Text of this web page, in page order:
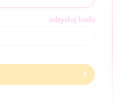
odzyskaj hasło